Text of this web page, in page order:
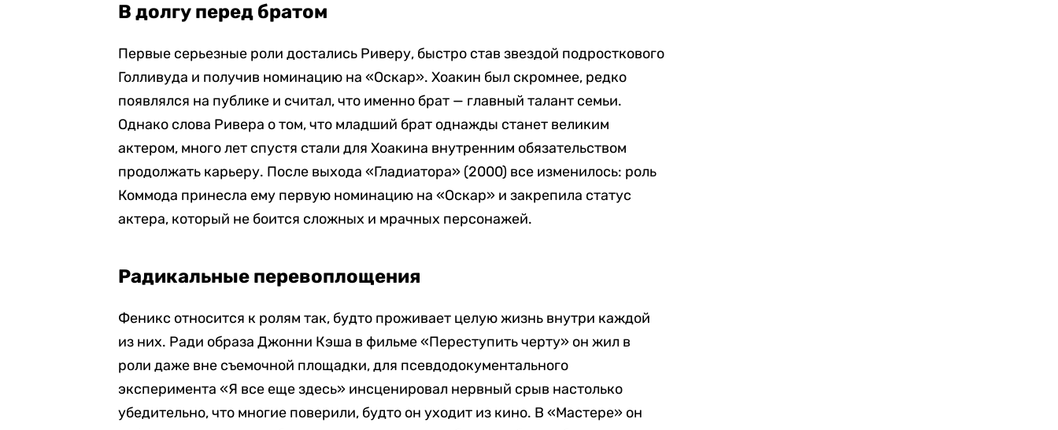
В долгу перед братом
Первые серьезные роли достались Риверу, быстро став звездой подросткового
Голливуда и получив номинацию на «Оскар». Хоакин был скромнее, редко
появлялся на публике и считал, что именно брат — главный талант семьи.
Однако слова Ривера о том, что младший брат однажды станет великим
актером, много лет спустя стали для Хоакина внутренним обязательством
продолжать карьеру. После выхода «Гладиатора» (2000) все изменилось: роль
Коммода принесла ему первую номинацию на «Оскар» и закрепила статус
актера, который не боится сложных и мрачных персонажей.
Радикальные перевоплощения
Феникс относится к ролям так, будто проживает целую жизнь внутри каждой
из них. Ради образа Джонни Кэша в фильме «Переступить черту» он жил в
роли даже вне съемочной площадки, для псевдодокументального
эксперимента «Я все еще здесь» инсценировал нервный срыв настолько
убедительно, что многие поверили, будто он уходит из кино. В «Мастере» он